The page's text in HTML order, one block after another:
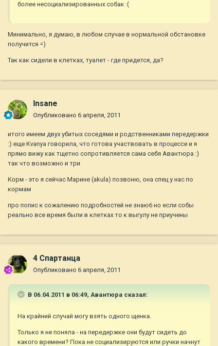
более несоциализированных собак :(
Минимально, я думаю, в любом случае в нормальной обстановке
получится =)
Так как сидели в клетках, туалет - где придется, да?
Insane
Опубликовано 6 апреля, 2011
итого имеем двух убитых соседями и родственниками передержки
:) еще Kvanya говорила, что готова участвовать в процессе и я
прямо вижу как тщетно сопротивляется сама себя Авантюра :)
так что возможно и три
Корм - это я сейчас Марине (akula) позвоню, она спец у нас по
кормам
про попис к сожалению подробностей не знаю6 но если собы
реально все время были в клетках то к выгулу не приучены
4 Спартанца
Опубликовано 6 апреля, 2011
В 06.04.2011 в 06:49, Авантюра сказал:
На крайний случай могу взять одного щенка.
Только я не поняла - на передержке они будут сидеть до
какого времени? Пока не социализируются или ручки начнут